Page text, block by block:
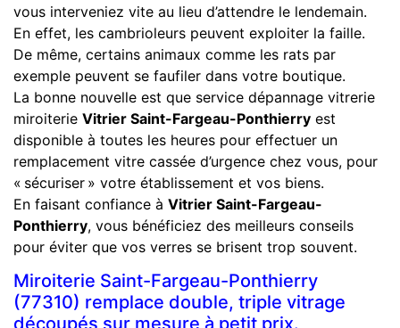
vous interveniez vite au lieu d’attendre le lendemain.
En effet, les cambrioleurs peuvent exploiter la faille.
De même, certains animaux comme les rats par
exemple peuvent se faufiler dans votre boutique.
La bonne nouvelle est que service dépannage vitrerie
miroiterie Vitrier Saint-Fargeau-Ponthierry est
disponible à toutes les heures pour effectuer un
remplacement vitre cassée d’urgence chez vous, pour
« sécuriser » votre établissement et vos biens.
En faisant confiance à Vitrier Saint-Fargeau-
Ponthierry, vous bénéficiez des meilleurs conseils
pour éviter que vos verres se brisent trop souvent.
Miroiterie Saint-Fargeau-Ponthierry
(77310) remplace double, triple vitrage
découpés sur mesure à petit prix.